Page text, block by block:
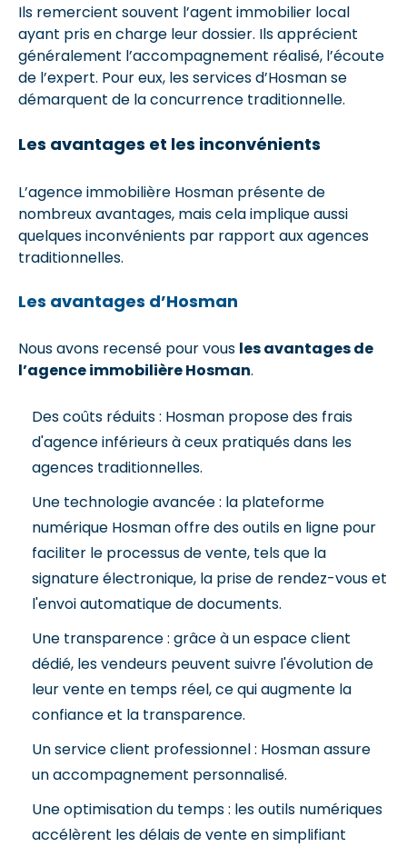
Ils remercient souvent l’agent immobilier local
ayant pris en charge leur dossier. Ils apprécient
généralement l’accompagnement réalisé, l’écoute
de l’expert. Pour eux, les services d’Hosman se
démarquent de la concurrence traditionnelle.
Les avantages et les inconvénients
L’agence immobilière Hosman présente de
nombreux avantages, mais cela implique aussi
quelques inconvénients par rapport aux agences
traditionnelles.
Les avantages d’Hosman
Nous avons recensé pour vous les avantages de
l’agence immobilière Hosman.
Des coûts réduits : Hosman propose des frais
d'agence inférieurs à ceux pratiqués dans les
agences traditionnelles.
Une technologie avancée : la plateforme
numérique Hosman offre des outils en ligne pour
faciliter le processus de vente, tels que la
signature électronique, la prise de rendez-vous et
l'envoi automatique de documents.
Une transparence : grâce à un espace client
dédié, les vendeurs peuvent suivre l'évolution de
leur vente en temps réel, ce qui augmente la
confiance et la transparence.
Un service client professionnel : Hosman assure
un accompagnement personnalisé.
Une optimisation du temps : les outils numériques
accélèrent les délais de vente en simplifiant